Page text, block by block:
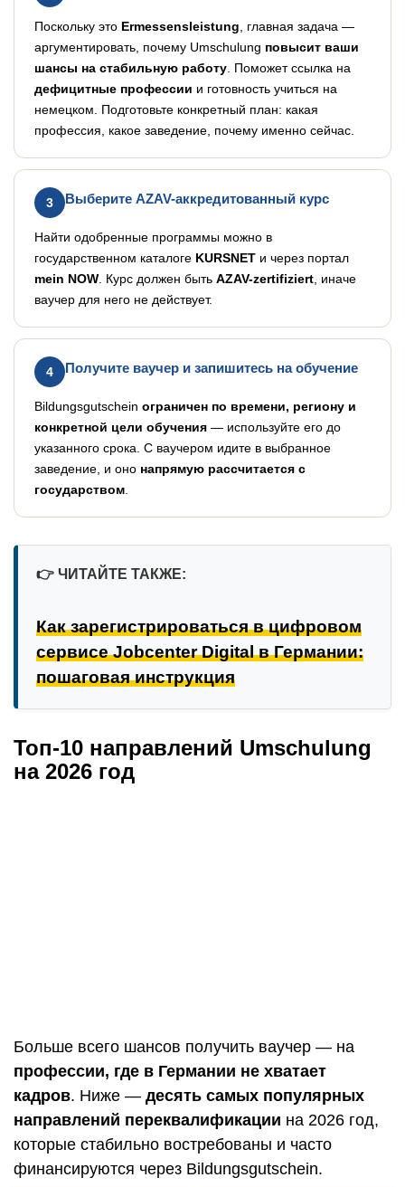
Поскольку это Ermessensleistung , главная задача —
аргументировать, почему Umschulung повысит ваши
шансы на стабильную работу . Поможет ссылка на
дефицитные профессии и готовность учиться на
немецком. Подготовьте конкретный план: какая
профессия, какое заведение, почему именно сейчас.
3 Выберите AZAV-аккредитованный курс
Найти одобренные программы можно в
государственном каталоге KURSNET и через портал
mein NOW . Курс должен быть AZAV-zertifiziert , иначе
ваучер для него не действует.
4 Получите ваучер и запишитесь на обучение
Bildungsgutschein ограничен по времени, региону и
конкретной цели обучения — используйте его до
указанного срока. С ваучером идите в выбранное
заведение, и оно напрямую рассчитается с
государством
👉 ЧИТАЙТЕ ТАКЖЕ:
Как зарегистрироваться в цифровом
сервисе Jobcenter Digital в Германии:
пошаговая инструкция
Топ-10 направлений Umschulung
на 2026 год
Больше всего шансов получить ваучер — на
профессии, где в Германии не хватает
кадров. Ниже — десять самых популярных
направлений переквалификации на 2026 год,
которые стабильно востребованы и часто
финансируются через Bildungsgutschein.